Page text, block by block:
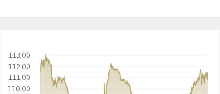
110,00
111,00
112,00
113,00